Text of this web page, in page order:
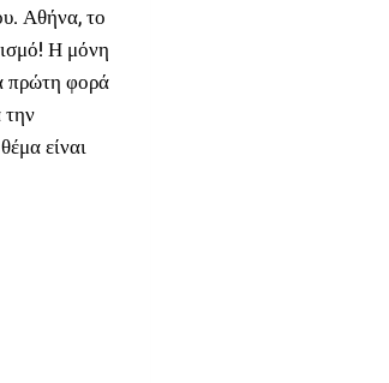
Αθήνα, το
Η μόνη
πρώτη φορά
την
είναι